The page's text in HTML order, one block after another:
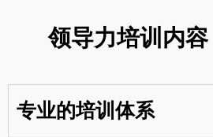
领导力培训内
专业的培训体系